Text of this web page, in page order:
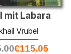
mit Labara
Vrubel
€115.05